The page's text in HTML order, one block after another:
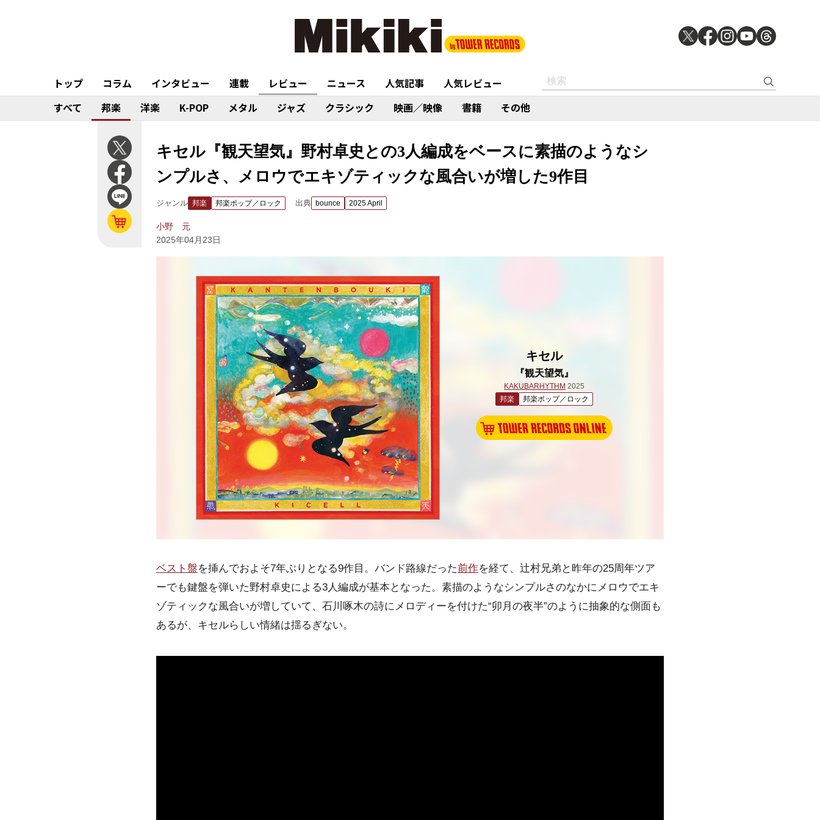
トップ コラム インタビュー 連載 レビュー ニュース 人気記事
人気レビュー
すべて
邦楽 洋楽 K-POP メタル ジャズ クラシック 映画／映像 書籍 その他
キセル『観天望気』野村卓史との3人編成をベースに素描のようなシ
ンプルさ、メロウでエキゾティックな風合いが増した9作目
ジャンル 邦楽 邦楽ポップ／ロック 出典 bounce 2025 April
小野 元
2025年04月23日
キセル
『観天望気』
KAKUBARHYTHM 2025
邦楽
邦楽ポップ／ロック
ベスト盤を挿んでおよそ7年ぶりとなる9作目。バンド路線だった前作を経て、辻村兄弟と昨年の25周年ツア
ーでも鍵盤を弾いた野村卓史による3人編成が基本となった。素描のようなシンプルさのなかにメロウでエキ
ゾティックな風合いが増していて、石川啄木の詩にメロディーを付けた“卯月の夜半”のように抽象的な側面も
あるが、キセルらしい情緒は揺るぎない。